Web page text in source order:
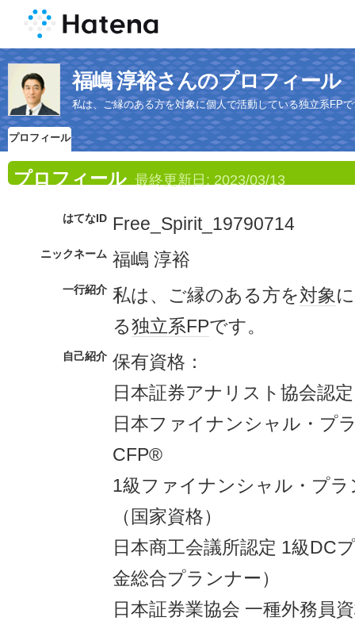
福嶋 淳裕さんのプロフィール
私は、ご縁のある方を対象に個人で活動している独立系FP
プロフィール
プロフィール 最終更新日: 2023/03/13
はてなID Free_Spirit_19790714
ニックネーム 福嶋 淳裕
一行紹介 私は、ご縁のある方を対象に
る独立系FPです。
自己紹介 保有資格：
日本証券アナリスト協会認
日本ファイナンシャル・プ
CFP®
1級ファイナンシャル・プ
（国家資格）
日本商工会議所認定 1級DC
金総合プランナー）
日本証券業協会 一種外務員